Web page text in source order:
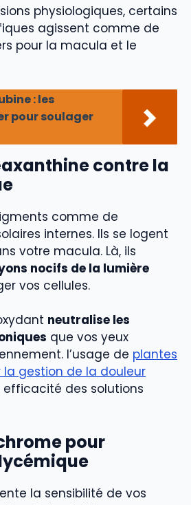
physiologiques, certains
agissent comme de
pour la macula et le
: les
pour soulager
contre la
comme de
internes. Ils se logent
votre macula. Là, ils
nocifs de la lumière
vos cellules.
neutralise les
que vos yeux
l’usage de plantes
gestion de la douleur
des solutions
pour
la sensibilité de vos